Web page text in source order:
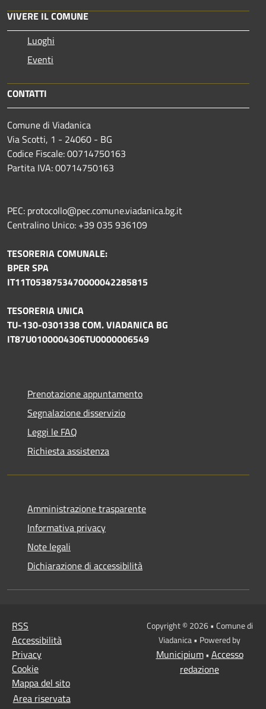
VIVERE IL COMUNE
Luoghi
Eventi
CONTATTI
Comune di Viadanica
Via Scotti, 1 - 24060 - BG
Codice Fiscale: 00714750163
Partita IVA: 00714750163
PEC: protocollo@pec.comune.viadanica.bg.it
Centralino Unico: +39 035 936109
TESORERIA COMUNALE:
BPER SPA
IT11T0538753470000042285815
TESORERIA UNICA
TU-130-0301338 COM. VIADANICA BG
IT87U0100004306TU0000006549
Prenotazione appuntamento
Segnalazione disservizio
Leggi le FAQ
Richiesta assistenza
Amministrazione trasparente
Informativa privacy
Note legali
Dichiarazione di accessibilità
RSS
Accessibilità
Privacy
Cookie
Mappa del sito
Area riservata
Copyright © 2026 • Comune di
Viadanica • Powered by
Municipium• Accesso
redazione